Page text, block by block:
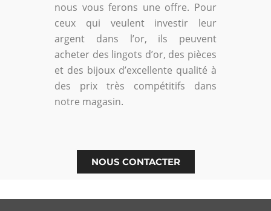
nous vous ferons une offre. Pour
ceux qui veulent investir leur
argent dans l’or, ils peuvent
acheter des lingots d’or, des pièces
et des bijoux d’excellente qualité à
des prix très compétitifs dans
notre magasin.
NOUS CONTACTER